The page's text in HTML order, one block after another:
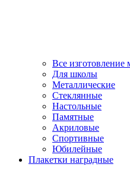
Все изготовление
Для школы
Металлические
Стеклянные
Настольные
Памятные
Акриловые
Спортивные
Юбилейные
Плакетки наградные